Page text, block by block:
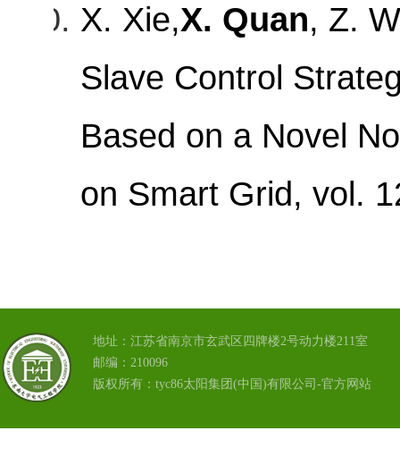
X. Xie,X. Quan, Z.
Slave Control
Based on a Novel
on Smart Grid, vol.
地址：江苏省南京市玄武区四牌楼2号动力楼211室
邮编：210096
版权所有：tyc86太阳集团(中国)有限公司-官方网站